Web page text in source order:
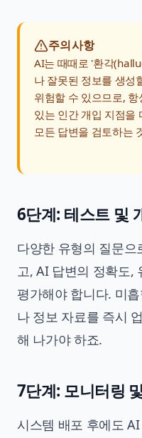
주의사항
AI는 때때로 '환각
나 잘못된 정보를 생성
위험할 수 있으므로,
있는 인간 개입 지점을
모든 답변을 검토하는
6단계: 테스트 및
다양한 유형의 질문
고, AI 답변의 정확도,
평가해야 합니다. 미
나 정보 자료를 즉시
해 나가야 하죠.
7단계: 모니터링
시스템 배포 후에도